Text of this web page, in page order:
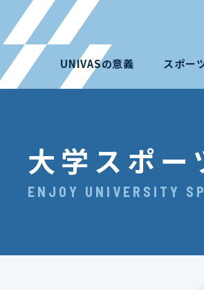
UNIVASの意義 スポー
大学スポー
ENJOY UNIVERSITY